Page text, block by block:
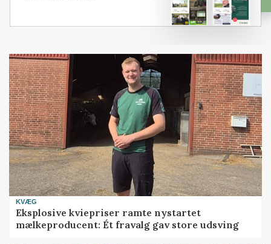
KVÆG
Eksplosive kviepriser ramte nystartet
mælkeproducent: Ét fravalg gav store udsving